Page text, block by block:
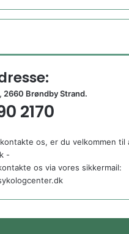
2660 Brøndby Strand.
2170
os, er du velkommen til
-
os via vores sikkermail: